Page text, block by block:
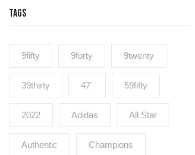
TAGS
9fifty 9forty 9twenty
39thirty 47´ 59fifty
2022 Adidas All Star
Authentic Champions